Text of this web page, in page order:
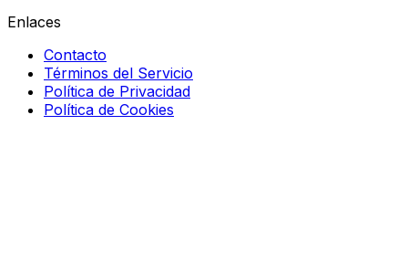
Enlaces
Contacto
Términos del Servicio
Política de Privacidad
Política de Cookies